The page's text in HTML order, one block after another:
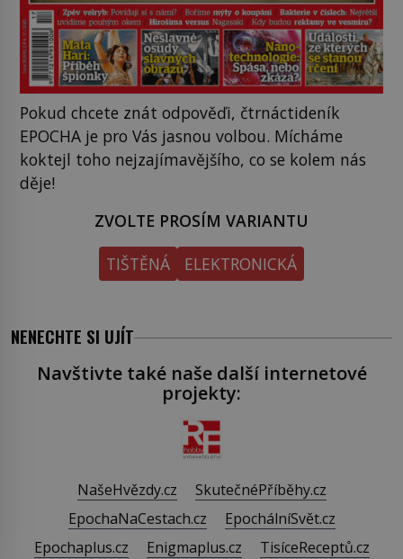
Pokud chcete znát odpověďi, čtrnáctideník
EPOCHA je pro Vás jasnou volbou. Mícháme
koktejl toho nejzajímavějšího, co se kolem nás
děje!
ZVOLTE PROSÍM VARIANTU
TIŠTĚNÁ
ELEKTRONICKÁ
NENECHTE SI UJÍT
Navštivte také naše další internetové
projekty:
NašeHvězdy.cz
SkutečnéPříběhy.cz
EpochaNaCestach.cz
EpochálníSvět.cz
Epochaplus.cz
Enigmaplus.cz TisíceReceptů.cz